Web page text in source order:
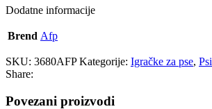
Dodatne informacije
Brend Afp
SKU: 3680AFPKategorije: Igračke za pse, Psi
Share:
Povezani proizvodi